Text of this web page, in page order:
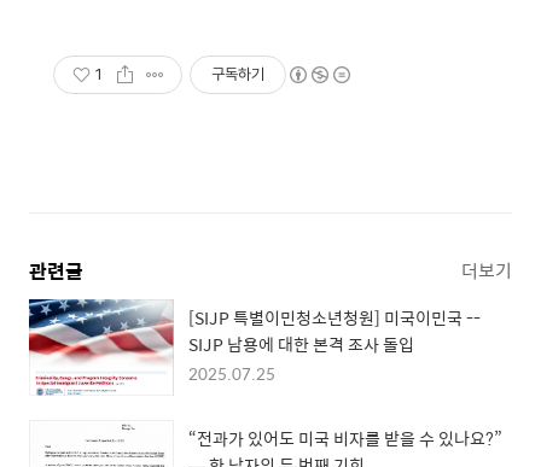
1 구독하기
관련글 더보기
[SIJP 특별이민청소년청원] 미국이민국 --
SIJP 남용에 대한 본격 조사 돌입
2025.07.25
“전과가 있어도 미국 비자를 받을 수 있나요?”